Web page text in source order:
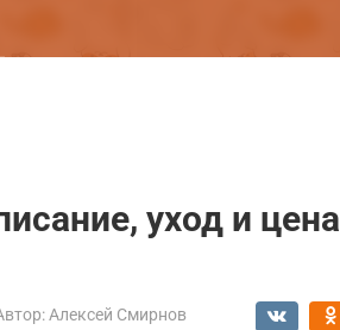
уход и цена
Алексей Смирнов